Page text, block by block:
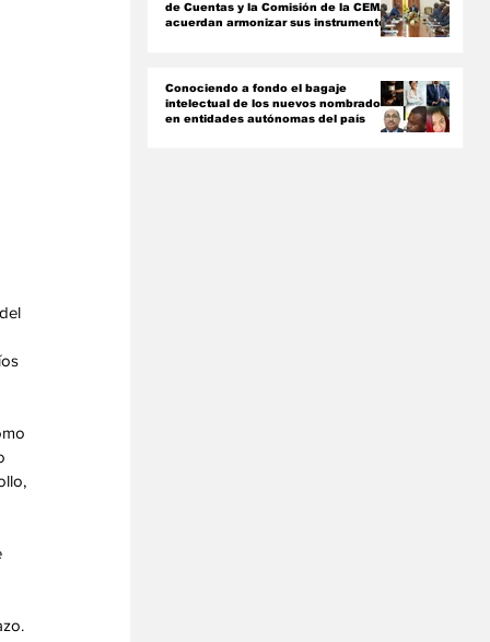
de Cuentas y la Comisión de la CEMAC
acuerdan armonizar sus instrumentos
Conociendo a fondo el bagaje
intelectual de los nuevos nombrados
en entidades autónomas del país ‎